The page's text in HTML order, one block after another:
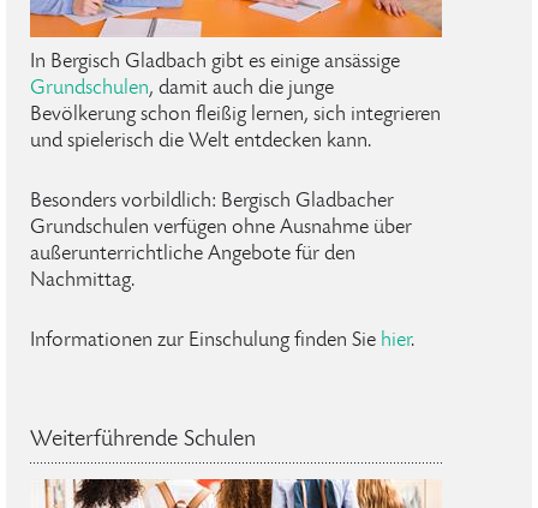
In Bergisch Gladbach gibt es einige ansässige
Grundschulen, damit auch die junge
Bevölkerung schon fleißig lernen, sich integrieren
und spielerisch die Welt entdecken kann.
Besonders vorbildlich: Bergisch Gladbacher
Grundschulen verfügen ohne Ausnahme über
außerunterrichtliche Angebote für den
Nachmittag.
Informationen zur Einschulung finden Sie hier.
Weiterführende Schulen